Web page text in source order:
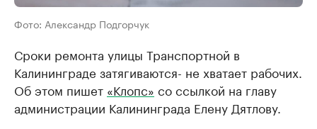
Фото: Александр Подгорчук
Сроки ремонта улицы Транспортной в
Калининграде затягиваются- не хватает рабочих.
Об этом пишет «Клопс» со ссылкой на главу
администрации Калининграда Елену Дятлову.